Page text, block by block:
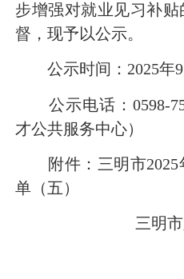
步增强对就业见习补
督，现予以公示。
公示时间：2025年9
公示电话：0598-
才公共服务中心）
附件：三明市2025
单（五）
三明市